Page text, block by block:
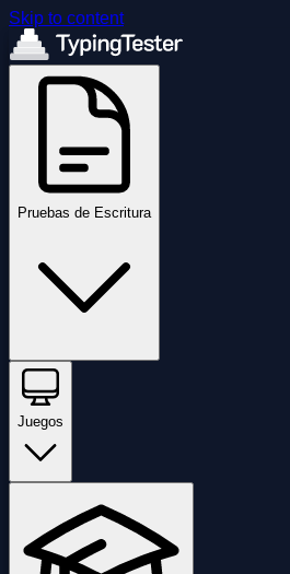
Skip to content
Pruebas de Escritura
Juegos